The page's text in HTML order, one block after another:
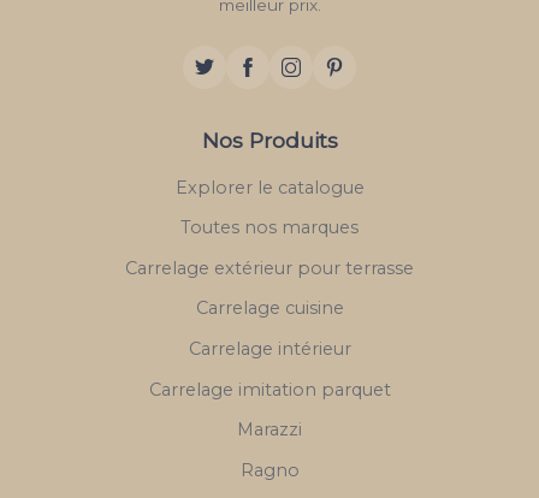
meilleur prix.
Nos Produits
Explorer le catalogue
Toutes nos marques
Carrelage extérieur pour terrasse
Carrelage cuisine
Carrelage intérieur
Carrelage imitation parquet
Marazzi
Ragno